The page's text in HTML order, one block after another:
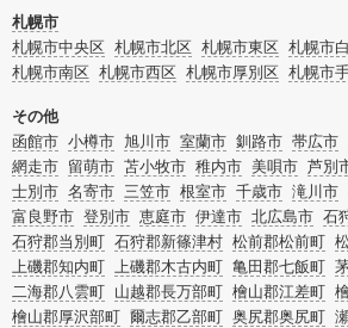
付けについての情報も豊富です。
札幌市
札幌市中央区 札幌市北区 札幌市東区 札幌市
札幌市南区 札幌市西区 札幌市厚別区 札幌市
その他
函館市 小樽市 旭川市 室蘭市 釧路市 帯広市
網走市 留萌市 苫小牧市 稚内市 美唄市 芦別
士別市 名寄市 三笠市 根室市 千歳市 滝川市
富良野市 登別市 恵庭市 伊達市 北広島市 石
石狩郡当別町 石狩郡新篠津村 松前郡松前町
上磯郡知内町 上磯郡木古内町 亀田郡七飯町
二海郡八雲町 山越郡長万部町 檜山郡江差町
檜山郡厚沢部町 爾志郡乙部町 奥尻郡奥尻町